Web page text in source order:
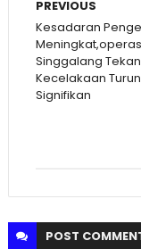
PREVIOUS
Kesadaran
Singgalang
Kecelakaan Turun
Signifikan
POST